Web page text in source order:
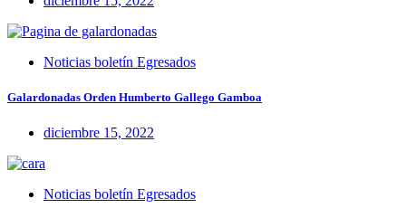
Noticias boletín Egresados
Galardonadas Orden Humberto Gallego Gamboa
diciembre 15, 2022
Noticias boletín Egresados